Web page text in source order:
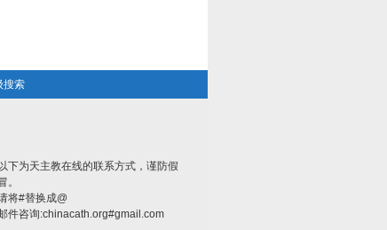
搜索
以下为天主教在线的联系方式，谨防假
。
将#替换成@
件咨询:chinacath.org#gmail.com